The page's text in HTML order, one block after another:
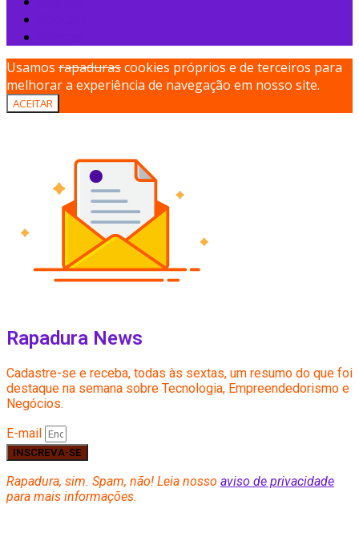
Usamos rapadurascookies próprios e de terceiros para
melhorar a experiência de navegação em nosso site.
ACEITAR
Rapadura News
Cadastre-se e receba, todas às sextas, um resumo do que foi
destaque na semana sobre Tecnologia, Empreendedorismo e
Negócios.
E-mail
INSCREVA-SE
Rapadura, sim. Spam, não! Leia nosso aviso de privacidade
para mais informações.